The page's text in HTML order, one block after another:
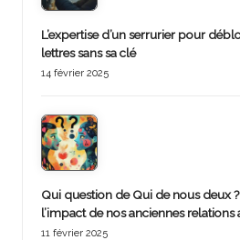
L’expertise d’un serrurier pour
lettres sans sa clé
14 février 2025
Qui question de Qui de nous deux
l’impact de nos anciennes relations
11 février 2025